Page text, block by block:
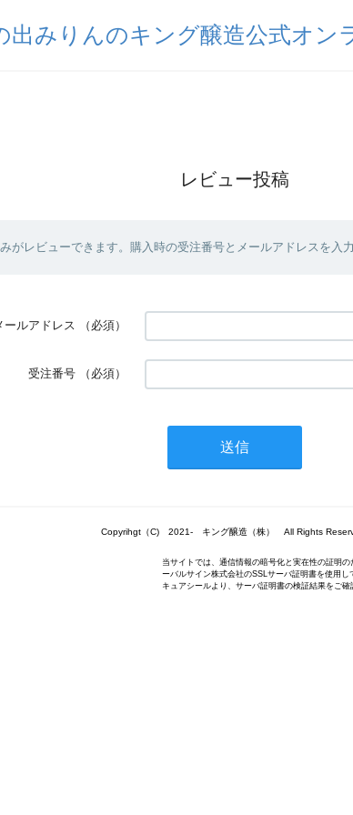
出みりんのキング醸造公式オン
レビュー投稿
がレビューできます。購入時の受注番号とメールアドレスを入
ールアドレス （必須）
受注番号 （必須）
Copyrihgt（C) 2021- キング醸造（株） All Rights
当サイトでは、通信情報の暗号化と実在性の証明の
ーバルサイン株式会社のSSLサーバ証明書を使用し
キュアシールより、サーバ証明書の検証結果をご確